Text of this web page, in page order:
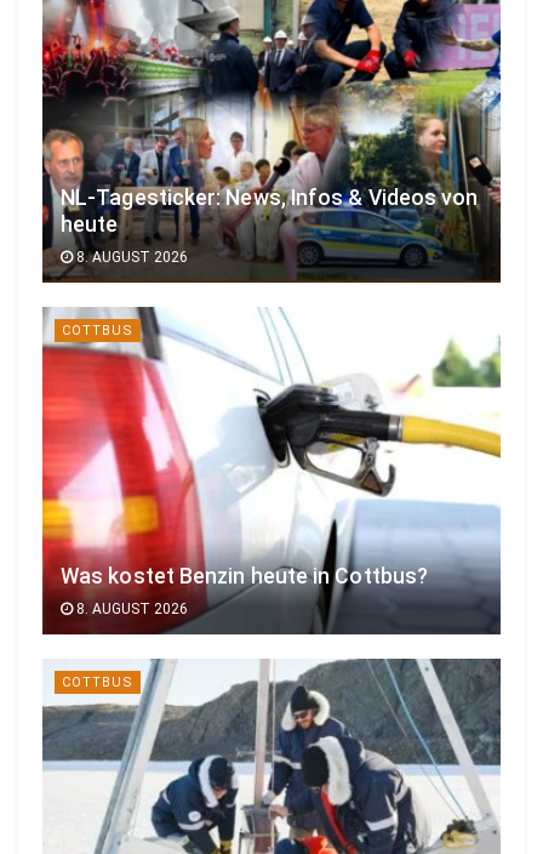
NL-Tagesticker: News, Infos & Videos von
heute
8. AUGUST 2026
COTTBUS
Was kostet Benzin heute in Cottbus?
8. AUGUST 2026
COTTBUS